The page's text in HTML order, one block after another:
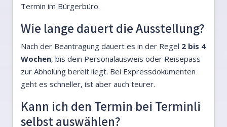
Termin im Bürgerbüro.
Wie lange dauert die Ausstellung?
Nach der Beantragung dauert es in der Regel 2 bis 4
Wochen, bis dein Personalausweis oder Reisepass
zur Abholung bereit liegt. Bei Expressdokumenten
geht es schneller, ist aber auch teurer.
Kann ich den Termin bei Terminli
selbst auswählen?